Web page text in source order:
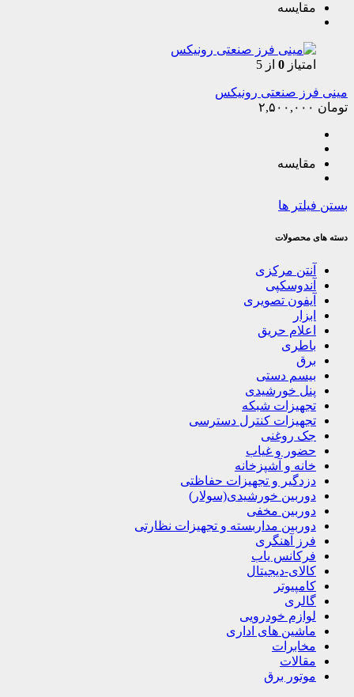
مقایسه
امتیاز 0 از 5
مینی فرز صنعتی رونیکس
تومان
مقایسه
بستن فیلتر ها
دسته های محصولات
آنتن مرکزی
آندوسکپی
آیفون تصویری
ابزار
اعلام حریق
باطری
برق
بیسم دستی
پنل خورشیدی
تجهیزات شبکه
تجهیزات کنترل دسترسی
جک روغنی
حضور و غیاب
خانه و آشپزخانه
دزدگیر و تجهیزات حفاظتی
دوربین خورشیدی(سولار)
دوربین مخفی
دوربین مداربسته و تجهیزات نظارتی
فرز آهنگری
فرکانس یاب
کالای-دیجیتال
کامپیوتر
گالری
لوازم خودرویی
ماشین های اداری
مخابرات
مقالات
موتور برق